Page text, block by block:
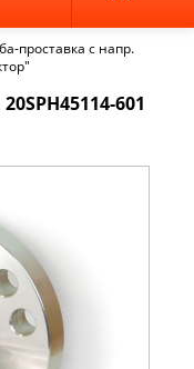
проставка с напр.
601